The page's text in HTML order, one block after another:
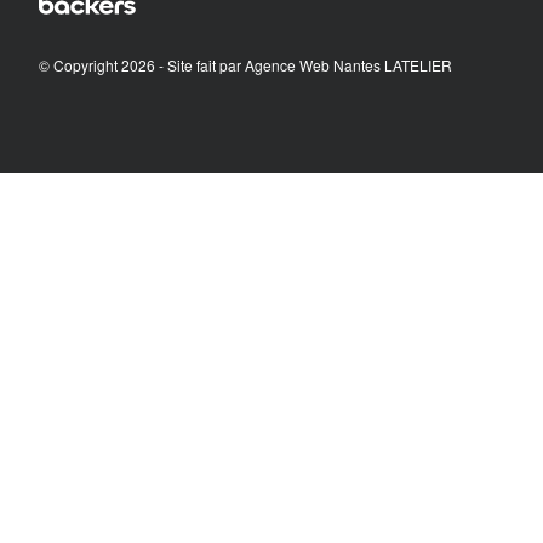
© Copyright 2026 - Site fait parAgence Web Nantes LATELIER